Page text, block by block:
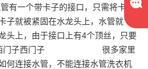
有一个带卡子的接口，只需将卡子
子就被紧固在水龙头上，水管就接
头上，由于接口上有4个顶丝，只要
。西门子西门子 很多家里
何连接水管，不能连接水管洗衣机